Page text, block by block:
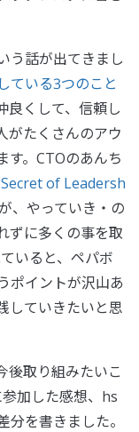
う話が出てきまし
ている3つのこと
良くして、信頼し
がたくさんのアウ
す。CTOのあんち
of Leadersh
、やっていき・の
ずに多くの事を取
いると、ペパボ
ポイントが沢山あ
していきたいと思
後取り組みたいこ
加した感想、hs
を書きました。